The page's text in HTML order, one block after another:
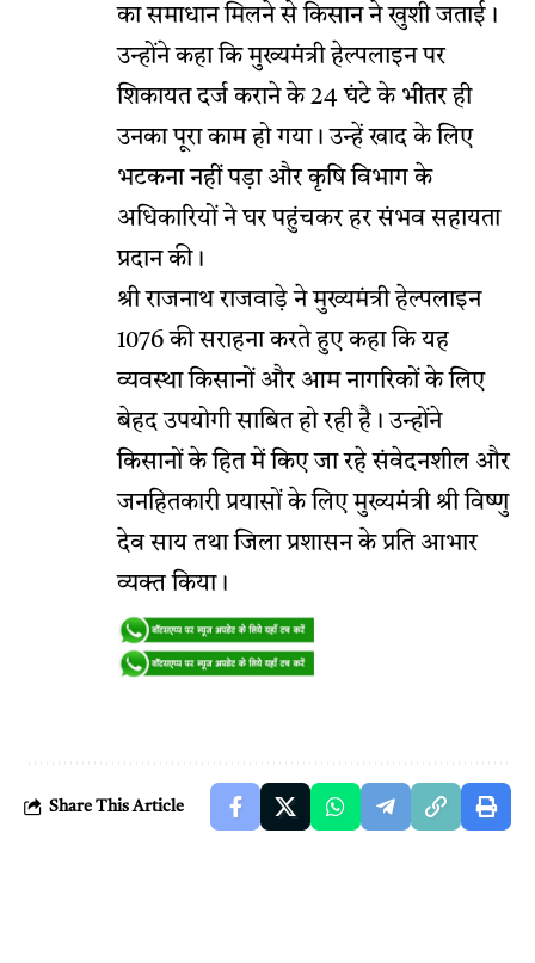
का समाधान मिलने से किसान ने खुशी जताई।
उन्होंने कहा कि मुख्यमंत्री हेल्पलाइन पर
शिकायत दर्ज कराने के 24 घंटे के भीतर ही
उनका पूरा काम हो गया। उन्हें खाद के लिए
भटकना नहीं पड़ा और कृषि विभाग के
अधिकारियों ने घर पहुंचकर हर संभव सहायता
प्रदान की।
श्री राजनाथ राजवाड़े ने मुख्यमंत्री हेल्पलाइन
1076 की सराहना करते हुए कहा कि यह
व्यवस्था किसानों और आम नागरिकों के लिए
बेहद उपयोगी साबित हो रही है। उन्होंने
किसानों के हित में किए जा रहे संवेदनशील और
जनहितकारी प्रयासों के लिए मुख्यमंत्री श्री विष्णु
देव साय तथा जिला प्रशासन के प्रति आभार
व्यक्त किया।
Share This Article